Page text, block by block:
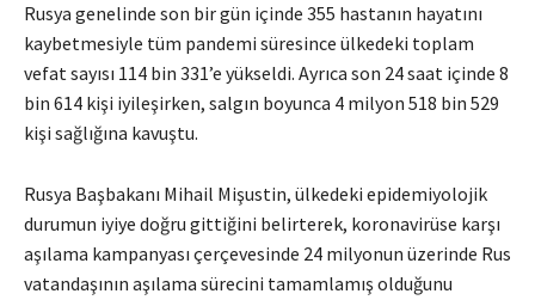
Rusya genelinde son bir gün içinde 355 hastanın hayatını
kaybetmesiyle tüm pandemi süresince ülkedeki toplam
vefat sayısı 114 bin 331’e yükseldi. Ayrıca son 24 saat içinde 8
bin 614 kişi iyileşirken, salgın boyunca 4 milyon 518 bin 529
kişi sağlığına kavuştu.
Rusya Başbakanı Mihail Mişustin, ülkedeki epidemiyolojik
durumun iyiye doğru gittiğini belirterek, koronavirüse karşı
aşılama kampanyası çerçevesinde 24 milyonun üzerinde Rus
vatandaşının aşılama sürecini tamamlamış olduğunu